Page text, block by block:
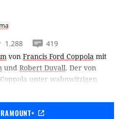
1.288
419
von Francis Ford Coppola mit
und Robert Duvall. Der von
unter wahnwitzigen
Klassiker des Anti-
und zeigt Martin Sheen in einem